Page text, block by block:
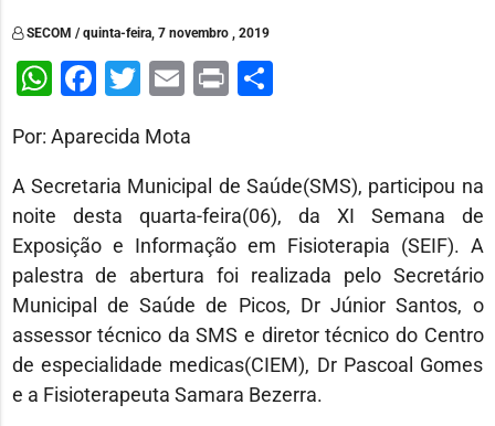
SECOM / quinta-feira, 7 novembro , 2019
WhatsApp
Facebook
Twitter
Email
PrintShare
Por: Aparecida Mota
A Secretaria Municipal de Saúde(SMS), participou na
noite desta quarta-feira(06), da XI Semana de
Exposição e Informação em Fisioterapia (SEIF). A
palestra de abertura foi realizada pelo Secretário
Municipal de Saúde de Picos, Dr Júnior Santos, o
assessor técnico da SMS e diretor técnico do Centro
de especialidade medicas(CIEM), Dr Pascoal Gomes
e a Fisioterapeuta Samara Bezerra.